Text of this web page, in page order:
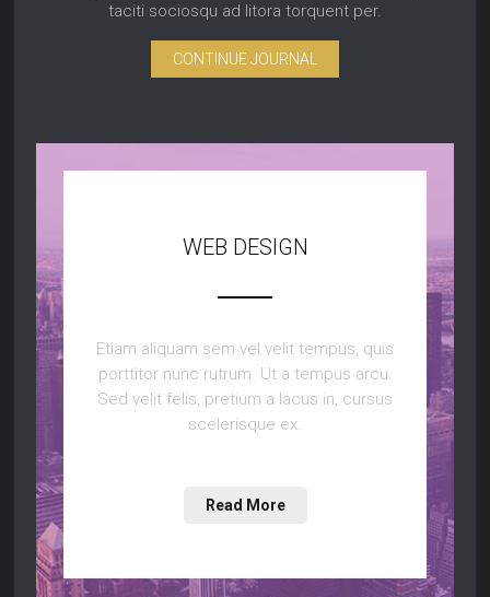
taciti sociosqu ad litora torquent per.
CONTINUE JOURNAL
WEB DESIGN
Etiam aliquam sem vel velit tempus, quis
porttitor nunc rutrum. Ut a tempus arcu.
Sed velit felis, pretium a lacus in, cursus
scelerisque ex.
Read More